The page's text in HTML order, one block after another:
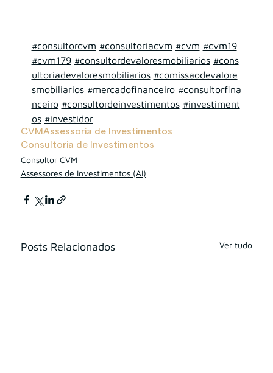
#consultorcvm #consultoriacvm #cvm #cvm19
#cvm179 #consultordevaloresmobiliarios #cons
ultoriadevaloresmobiliarios #comissaodevalore
smobiliarios #mercadofinanceiro #consultorfina
nceiro #consultordeinvestimentos #investiment
os #investidor
CVMAssessoria de Investimentos
Consultoria de Investimentos
Consultor CVM
Assessores de Investimentos (AI)
Posts Relacionados Ver tudo